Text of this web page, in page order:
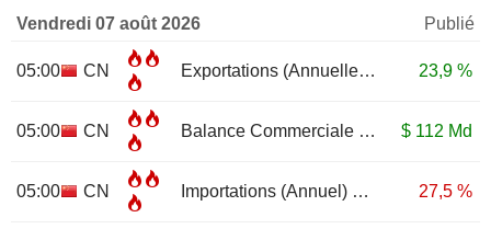
Vendredi 07 août 2026 Publié
05:00 CN Exportations (Annuelle) 23,9 %
05:00 CN Balance CommercialeJUL $ 112 Md
05:00 CN Importations (Annuel)JUL 27,5 %